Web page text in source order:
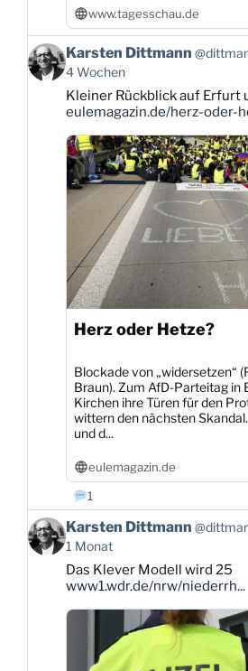
www.tagesschau.de
Beitrag
von
Karsten
Dittmann
Bluesky
ansehen
Karsten Dittmann
4 Wochen
Kleiner Rückblick auf Erfurt
eulemagazin.de/herz-oder-
Herz oder Hetze?
Blockade von „widersetzen“
Braun). Zum AfD-Parteitag in
Kirchen ihre Türen für den
wittern den nächsten
und d...
eulemagazin.de
1
Beitrag
von
Karsten
Dittmann
Bluesky
Karsten Dittmann
1 Monat
Das Klever Modell wird 25
www1.wdr.de/nrw/niederrh...